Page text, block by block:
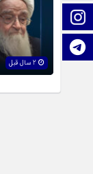
اینستاگرام